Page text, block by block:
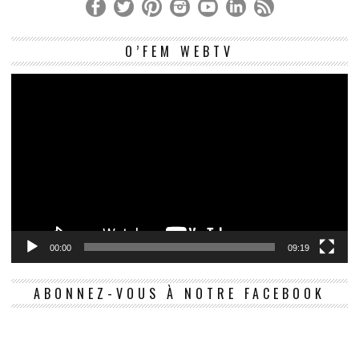
O’FEM WEBTV
00:00 09:19
ABONNEZ-VOUS À NOTRE FACEBOOK